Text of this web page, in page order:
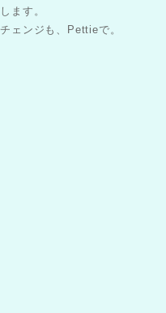
ます。
ェンジも、Pettieで。